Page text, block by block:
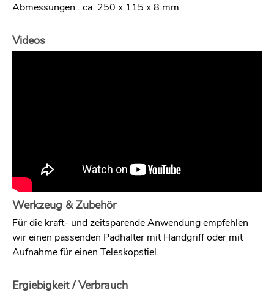
Abmessungen:. ca. 250 x 115 x 8 mm
Videos
Werkzeug & Zubehör
Für die kraft- und zeitsparende Anwendung empfehlen
wir einen passenden Padhalter mit Handgriff oder mit
Aufnahme für einen Teleskopstiel.
Ergiebigkeit / Verbrauch